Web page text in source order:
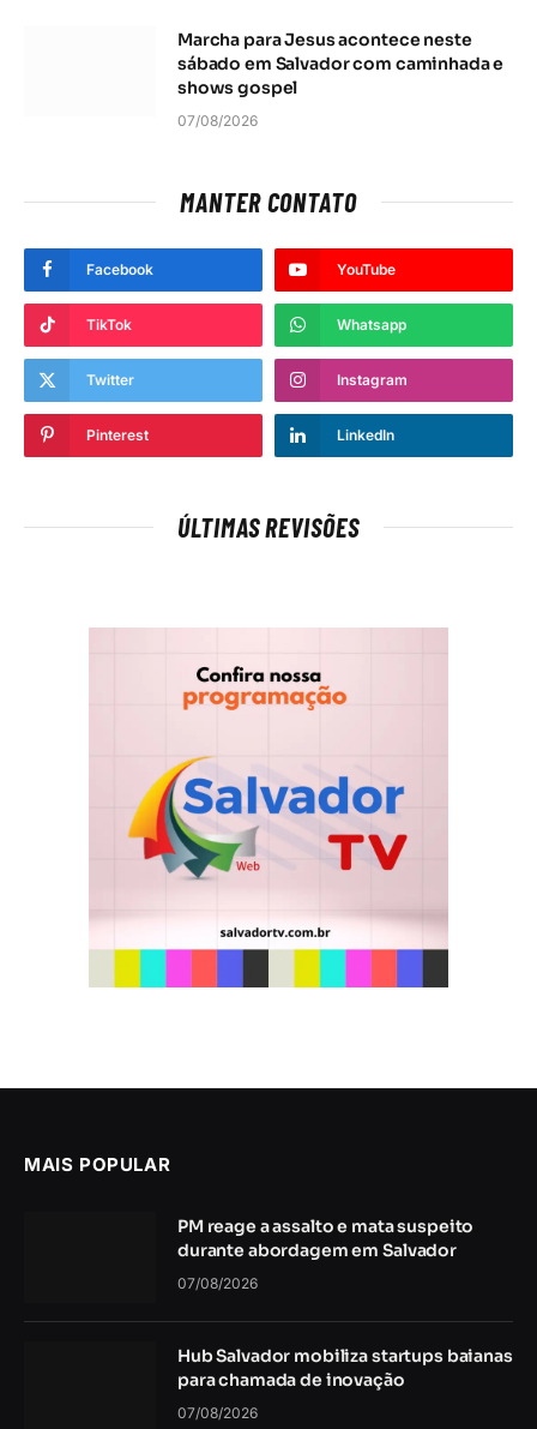
Marcha para Jesus acontece neste
sábado em Salvador com caminhada e
shows gospel
07/08/2026
MANTER CONTATO
Facebook YouTube
TikTok Whatsapp
Twitter Instagram
Pinterest LinkedIn
ÚLTIMAS REVISÕES
MAIS POPULAR
PM reage a assalto e mata suspeito
durante abordagem em Salvador
07/08/2026
Hub Salvador mobiliza startups baianas
para chamada de inovação
07/08/2026